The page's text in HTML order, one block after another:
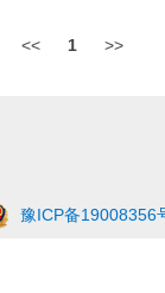
<< 1 >>
豫ICP备19008356